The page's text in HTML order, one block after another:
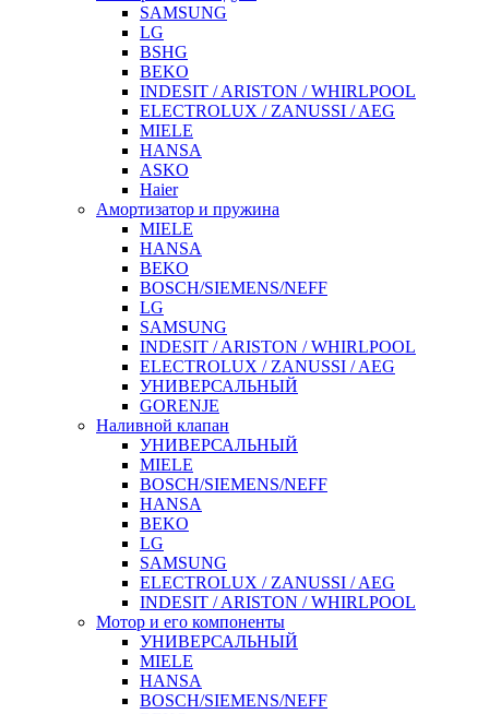
SAMSUNG
LG
BSHG
BEKO
INDESIT / ARISTON / WHIRLPOOL
ELECTROLUX / ZANUSSI / AEG
MIELE
HANSA
ASKO
Haier
Амортизатор и пружина
MIELE
HANSA
BEKO
BOSCH/SIEMENS/NEFF
LG
SAMSUNG
INDESIT / ARISTON / WHIRLPOOL
ELECTROLUX / ZANUSSI / AEG
УНИВЕРСАЛЬНЫЙ
GORENJE
Наливной клапан
УНИВЕРСАЛЬНЫЙ
MIELE
BOSCH/SIEMENS/NEFF
HANSA
BEKO
LG
SAMSUNG
ELECTROLUX / ZANUSSI / AEG
INDESIT / ARISTON / WHIRLPOOL
Мотор и его компоненты
УНИВЕРСАЛЬНЫЙ
MIELE
HANSA
BOSCH/SIEMENS/NEFF